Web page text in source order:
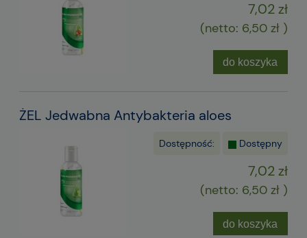
7,02 zł
(netto: 6,50 zł )
do koszyka
ŻEL Jedwabna Antybakteria aloes
Dostępność: Dostępny
7,02 zł
(netto: 6,50 zł )
do koszyka